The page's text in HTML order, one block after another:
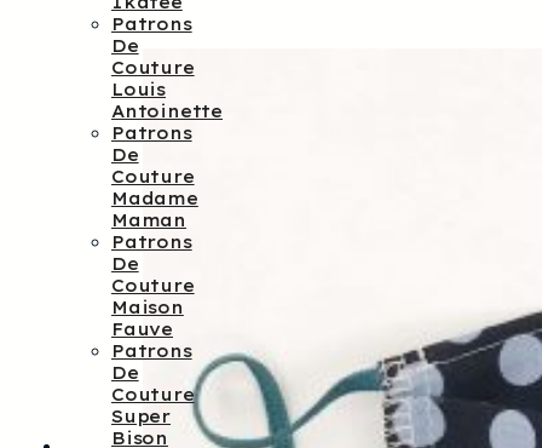
Patrons
De
Couture
Louis
Antoinette
Patrons
De
Couture
Madame
Maman
Patrons
De
Couture
Maison
Fauve
Patrons
De
Couture
Super
Bison